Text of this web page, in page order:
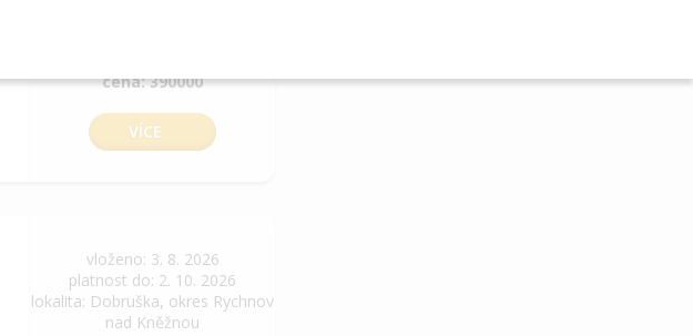
cena: 390000
VÍCE
vloženo: 3. 8. 2026
platnost do: 2. 10. 2026
lokalita: Dobruška, okres Rychnov
nad Kněžnou